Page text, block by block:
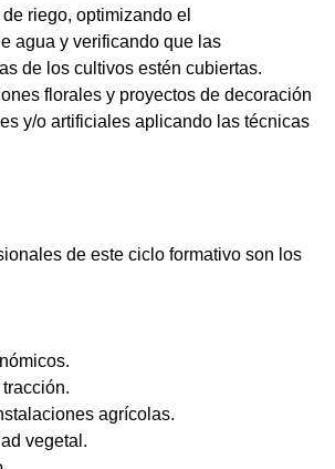
riego, optimizando el
agua y verificando que las
de los cultivos estén cubiertas.
florales y proyectos de decoración
y/o artificiales aplicando las técnicas
de este ciclo formativo son los
agrícolas.
vegetal.